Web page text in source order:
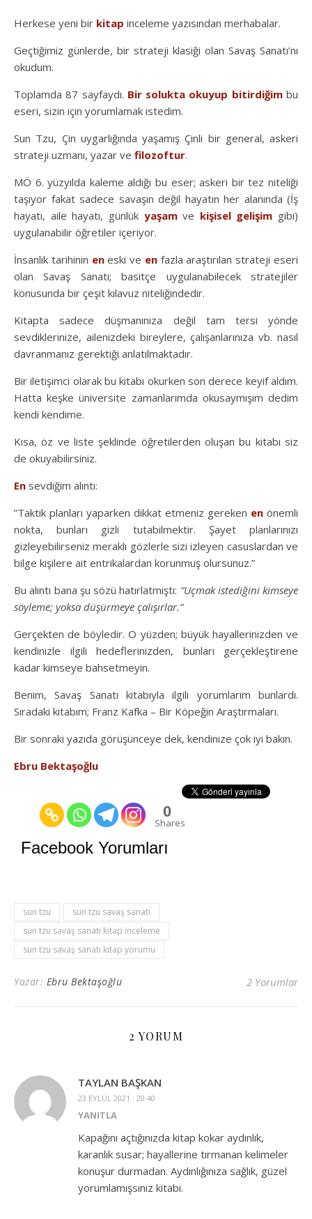
Herkese yeni bir kitap inceleme yazısından merhabalar.
Geçtiğimiz günlerde, bir strateji klasiği olan Savaş Sanatı’nı
okudum.
Toplamda 87 sayfaydı. Bir solukta okuyup bitirdiğimbu
eseri, sizin için yorumlamak istedim.
Sun Tzu, Çin uygarlığında yaşamış Çinli bir general, askeri
strateji uzmanı, yazar ve filozoftur.
MÖ 6. yüzyılda kaleme aldığı bu eser; askeri bir tez niteliği
taşıyor fakat sadece savaşın değil hayatın her alanında (İş
hayatı, aile hayatı, günlük yaşamve kişisel gelişim gibi)
uygulanabilir öğretiler içeriyor.
İnsanlık tarihinin eneski ve enfazla araştırılan strateji eseri
olan Savaş Sanatı; basitçe uygulanabilecek stratejiler
konusunda bir çeşit kılavuz niteliğindedir.
Kitapta sadece düşmanınıza değil tam tersi yönde
sevdiklerinize, ailenizdeki bireylere, çalışanlarınıza vb. nasıl
davranmanız gerektiği anlatılmaktadır.
Bir iletişimci olarak bu kitabı okurken son derece keyif aldım.
Hatta keşke üniversite zamanlarımda okusaymışım dedim
kendi kendime.
Kısa, öz ve liste şeklinde öğretilerden oluşan bu kitabı siz
de okuyabilirsiniz.
En sevdiğim alıntı:
”Taktik planları yaparken dikkat etmeniz gereken en önemli
nokta, bunları gizli tutabilmektir. Şayet planlarınızı
gizleyebilirseniz meraklı gözlerle sizi izleyen casuslardan ve
bilge kişilere ait entrikalardan korunmuş olursunuz.”
Bu alıntı bana şu sözü hatırlatmıştı: ”Uçmak istediğini kimseye
söyleme; yoksa düşürmeye çalışırlar.”
Gerçekten de böyledir. O yüzden; büyük hayallerinizden ve
kendinizle ilgili hedeflerinizden, bunları gerçekleştirene
kadar kimseye bahsetmeyin.
Benim, Savaş Sanatı kitabıyla ilgili yorumlarım bunlardı.
Sıradaki kitabım; Franz Kafka – Bir Köpeğin Araştırmaları.
Bir sonraki yazıda görüşünceye dek, kendinize çok iyi bakın.
Ebru Bektaşoğlu
0
Shares
Facebook Yorumları
sun tzu
sun tzu savaş sanatı
sun tzu savaş sanatı kitap inceleme
sun tzu savaş sanatı kitap yorumu
Yazar: Ebru Bektaşoğlu 2 Yorumlar
2 YORUM
TAYLAN BAŞKAN
23 EYLÜL 2021 : 20:40
YANITLA
Kapağını açtığınızda kitap kokar aydınlık,
karanlık susar; hayallerine tırmanan kelimeler
konuşur durmadan. Aydınlığınıza sağlık, güzel
yorumlamışsınız kitabı.